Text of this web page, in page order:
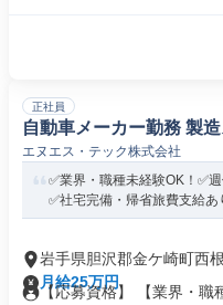
正社員
自動車メーカー勤務 製
エヌエス・テック株式会社
✅業界・職種未経験OK！✅
✅社宅完備・帰省旅費支給あ
岩手県胆沢郡金ケ崎町西
月給25万円
【応募資格】 【業界・職